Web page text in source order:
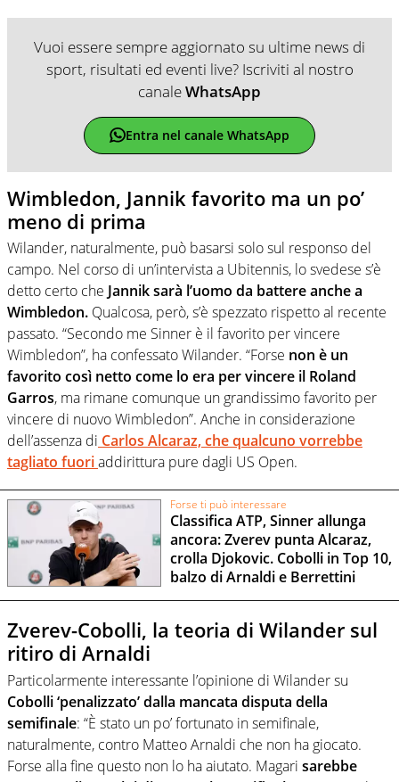
Vuoi essere sempre aggiornato su ultime news di
sport, risultati ed eventi live? Iscriviti al nostro
canaleWhatsApp
Entra nel canale WhatsApp
Wimbledon, Jannik favorito ma un po’
meno di prima
Wilander, naturalmente, può basarsi solo sul responso del
campo. Nel corso di un’intervista a Ubitennis, lo svedese s’è
detto certo che Jannik sarà l’uomo da battere anche a
Wimbledon. Qualcosa, però, s’è spezzato rispetto al recente
passato. “Secondo me Sinner è il favorito per vincere
Wimbledon”, ha confessato Wilander. “Forse non è un
favorito così netto come lo era per vincere il Roland
Garros, ma rimane comunque un grandissimo favorito per
vincere di nuovo Wimbledon”. Anche in considerazione
dell’assenza di Carlos Alcaraz, che qualcuno vorrebbe
tagliato fuoriaddirittura pure dagli US Open.
Forse ti può interessare
Classifica ATP, Sinner allunga
ancora: Zverev punta Alcaraz,
crolla Djokovic. Cobolli in Top 10,
balzo di Arnaldi e Berrettini
Zverev-Cobolli, la teoria di Wilander sul
ritiro di Arnaldi
Particolarmente interessante l’opinione di Wilander su
Cobolli ‘penalizzato’ dalla mancata disputa della
semifinale: “È stato un po’ fortunato in semifinale,
naturalmente, contro Matteo Arnaldi che non ha giocato.
Forse alla fine questo non lo ha aiutato. Magari sarebbe